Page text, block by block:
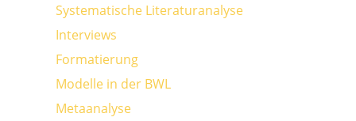
Systematische Literaturanalyse
Interviews
Formatierung
Modelle in der BWL
Metaanalyse